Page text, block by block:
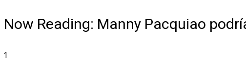
Now Reading: Manny Pacquiao
1